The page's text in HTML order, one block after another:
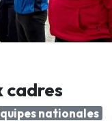
cadres
nationales